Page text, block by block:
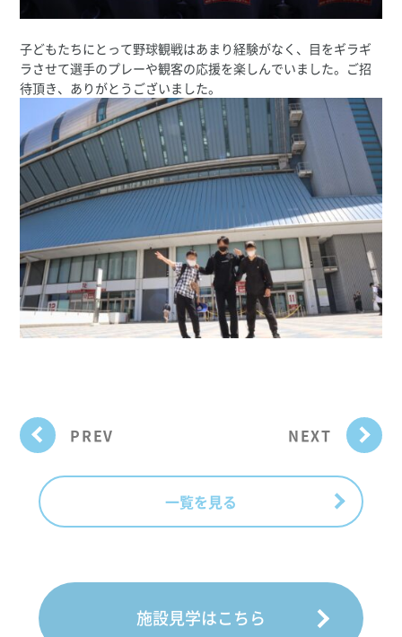
子どもたちにとって野球観戦はあまり経験がなく、目をギラギ
ラさせて選手のプレーや観客の応援を楽しんでいました。ご招
待頂き、ありがとうございました。
PREV NEXT
一覧を見る
施設見学はこちら